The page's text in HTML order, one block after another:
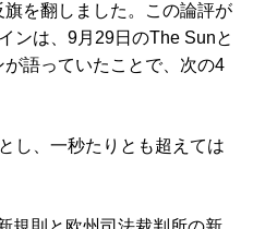
を翻しました。この論評が
ンは、9月29日のThe Sunと
語っていたことで、次の4
し、一秒たりとも超えては